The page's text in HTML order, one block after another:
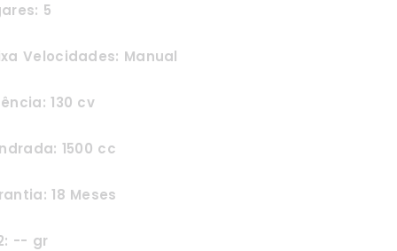
5
Velocidades: Manual
130 cv
1500 cc
18 Meses
-- gr